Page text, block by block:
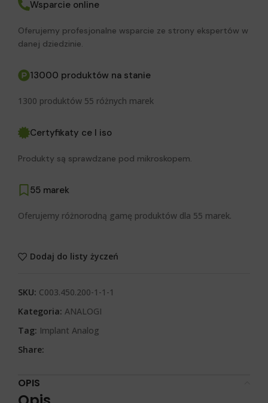
Wsparcie online
Oferujemy profesjonalne wsparcie ze strony ekspertów w
danej dziedzinie.
13000 produktów na stanie
1300 produktów 55 różnych marek
Certyfikaty ce I iso
Produkty są sprawdzane pod mikroskopem.
55 marek
Oferujemy różnorodną gamę produktów dla 55 marek.
Dodaj do listy życzeń
SKU: C003.450.200-1-1-1
Kategoria: ANALOGI
Tag: Implant Analog
Share:
OPIS